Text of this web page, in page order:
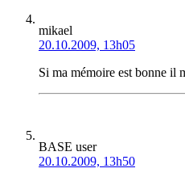
mikael
20.10.2009, 13h05
Si ma mémoire est bonne il
BASE user
20.10.2009, 13h50